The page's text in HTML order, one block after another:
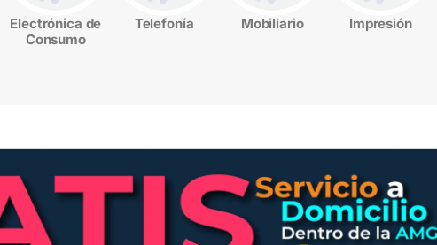
Electrónica de
Consumo
Telefonía Mobiliario Impresión